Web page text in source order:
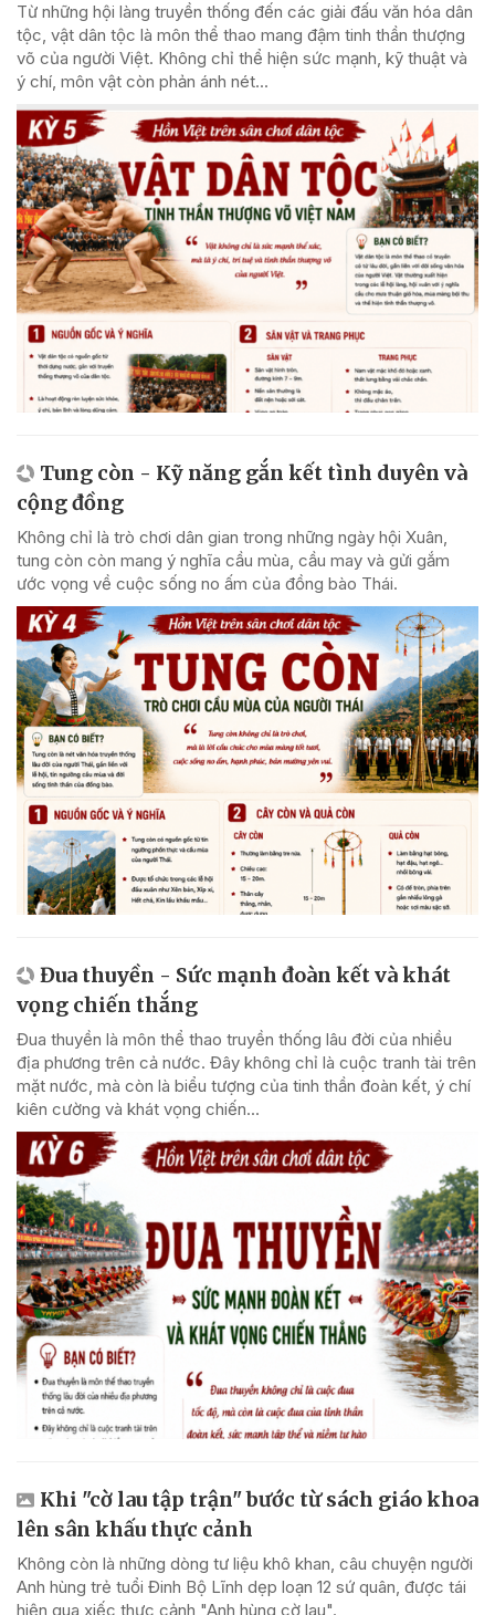
Từ những hội làng truyền thống đến các giải đấu văn hóa dân
tộc, vật dân tộc là môn thể thao mang đậm tinh thần thượng
võ của người Việt. Không chỉ thể hiện sức mạnh, kỹ thuật và
ý chí, môn vật còn phản ánh nét...
Tung còn - Kỹ năng gắn kết tình duyên và
cộng đồng
Không chỉ là trò chơi dân gian trong những ngày hội Xuân,
tung còn còn mang ý nghĩa cầu mùa, cầu may và gửi gắm
ước vọng về cuộc sống no ấm của đồng bào Thái.
Đua thuyền - Sức mạnh đoàn kết và khát
vọng chiến thắng
Đua thuyền là môn thể thao truyền thống lâu đời của nhiều
địa phương trên cả nước. Đây không chỉ là cuộc tranh tài trên
mặt nước, mà còn là biểu tượng của tinh thần đoàn kết, ý chí
kiên cường và khát vọng chiến...
Khi "cờ lau tập trận" bước từ sách giáo khoa
lên sân khấu thực cảnh
Không còn là những dòng tư liệu khô khan, câu chuyện người
Anh hùng trẻ tuổi Đinh Bộ Lĩnh dẹp loạn 12 sứ quân, được tái
hiện qua xiếc thực cảnh "Anh hùng cờ lau".